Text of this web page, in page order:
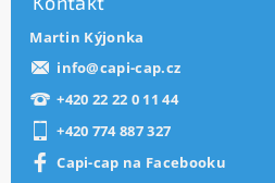
Martin Kýjonka
info@capi-cap.cz
+420 22 22 0 11 44
+420 774 887 327
Capi-cap na Facebooku